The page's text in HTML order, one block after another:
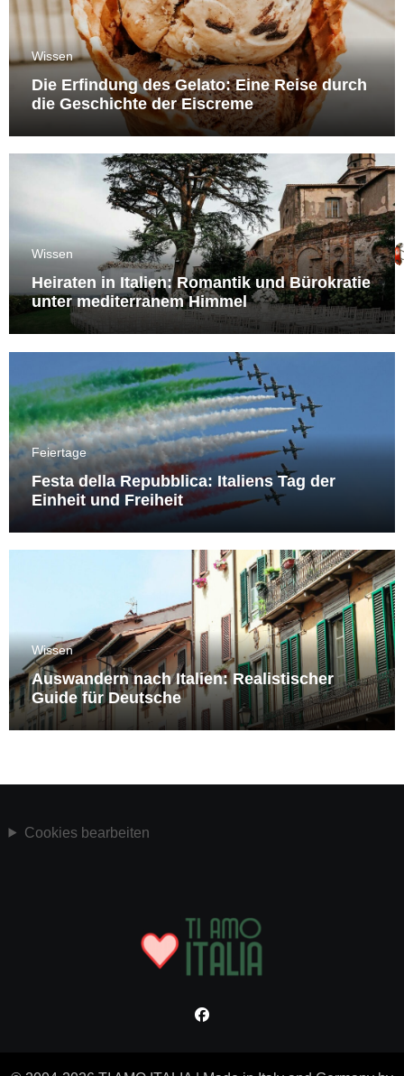
Wissen
Die Erfindung des Gelato: Eine Reise durch
die Geschichte der Eiscreme
Wissen
Heiraten in Italien: Romantik und Bürokratie
unter mediterranem Himmel
Feiertage
Festa della Repubblica: Italiens Tag der
Einheit und Freiheit
Wissen
Auswandern nach Italien: Realistischer
Guide für Deutsche
Cookies bearbeiten